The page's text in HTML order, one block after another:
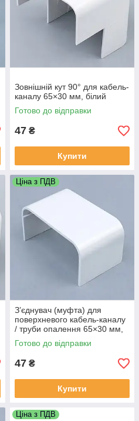
Зовнішній кут 90° для кабель-
каналу 65×30 мм, білий
Готово до відправки
47 ₴
Купити
Ціна з ПДВ
З’єднувач (муфта) для
поверхневого кабель-каналу
/ труби опалення 65×30 мм,
білий
Готово до відправки
47 ₴
Купити
Ціна з ПДВ